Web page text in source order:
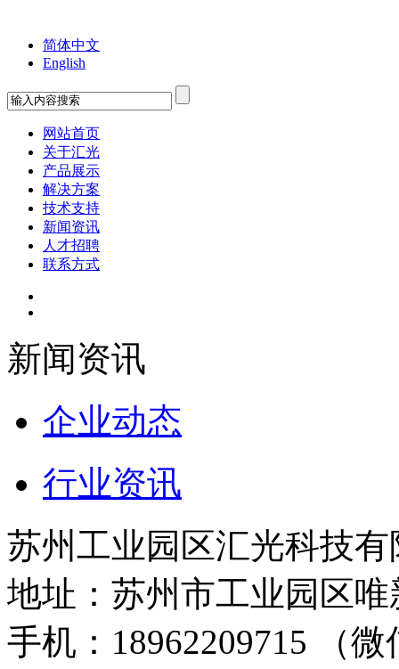
简体中文
English
网站首页
关于汇光
产品展示
解决方案
技术支持
新闻资讯
人才招聘
联系方式
新闻资讯
企业动态
行业资讯
苏州工业园区汇光科技有
地址：苏州市工业园区唯
手机：18962209715 （